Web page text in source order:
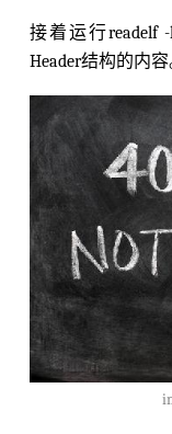
接着运行readelf
Header结构的内容